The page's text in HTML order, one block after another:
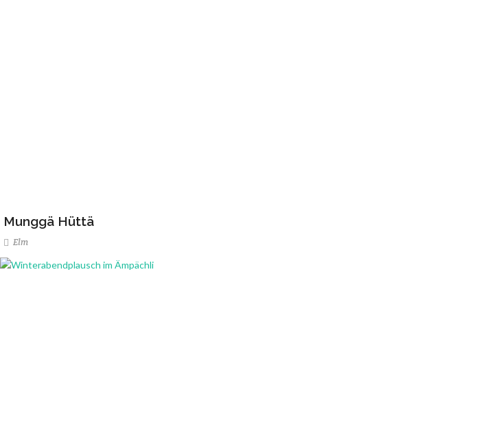
Munggä Hüttä
Elm